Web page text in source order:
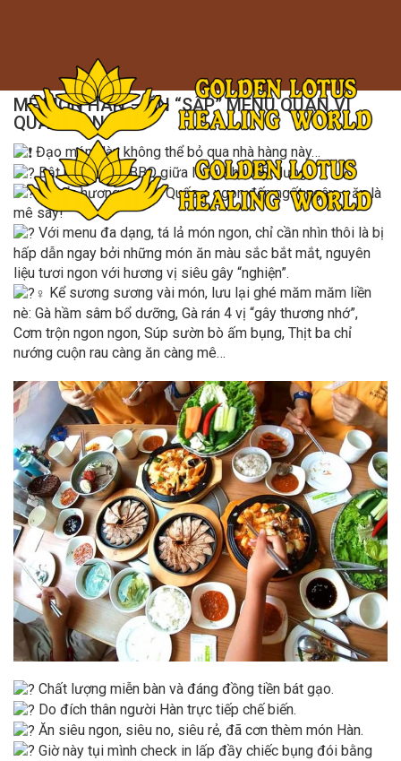
24/02/2022
MÊ MÓN HÀN – ĂN “SẬP” MENU QUÁN VÌ
QUÁ NGON
Đạo món Hàn không thể bỏ qua nhà hàng này…
Bật mí nhẹ: Mr.BBQ giữa lòng Phú Mỹ Hưng
Chuẩn hương vị Hàn Quốc – ngon đến ngất ngây – ăn là
mê say!
Với menu đa dạng, tá lả món ngon, chỉ cần nhìn thôi là bị
hấp dẫn ngay bởi những món ăn màu sắc bắt mắt, nguyên
liệu tươi ngon với hương vị siêu gây “nghiện”.
Kể sương sương vài món, lưu lại ghé măm măm liền
nè: Gà hầm sâm bổ dưỡng, Gà rán 4 vị “gây thương nhớ”,
Cơm trộn ngon ngon, Súp sườn bò ấm bụng, Thịt ba chỉ
nướng cuộn rau càng ăn càng mê…
Chất lượng miễn bàn và đáng đồng tiền bát gạo.
Do đích thân người Hàn trực tiếp chế biến.
Ăn siêu ngon, siêu no, siêu rẻ, đã cơn thèm món Hàn.
Giờ này tụi mình check in lấp đầy chiếc bụng đói bằng